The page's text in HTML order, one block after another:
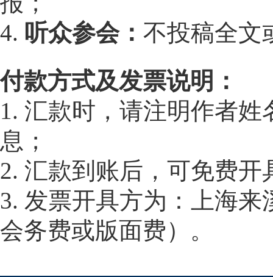
4. 听众参会： 不投稿全文
付款方式及发票说明：
1. 汇款时，请注明作者
息；
2. 汇款到账后，可免费
3. 发票开具方为：上海
会务费或版面费）。